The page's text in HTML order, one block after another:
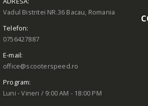
Vadul Bistritei NR.36 Bacau, Romania
Telefon:
0756427887
E-mail:
office@scooterspeed.ro
Program:
Luni - Vineri / 9:00 AM - 18:00 PM